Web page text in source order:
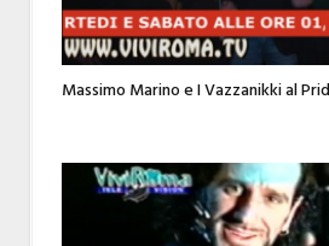
Massimo Marino e I Vazzanikki al